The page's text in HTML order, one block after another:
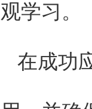
观学习。
在成功